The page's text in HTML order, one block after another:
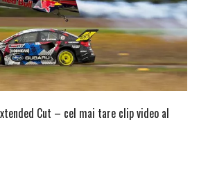
Cut – cel mai tare clip video al